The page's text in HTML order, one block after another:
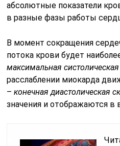
абсолютные показатели
в разные фазы работы
В момент сокращения
потока крови будет
максимальная
расслаблении миокарда
–конечная диастолическая
значения и отображаются в